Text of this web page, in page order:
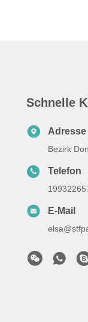
Schnelle
Adresse
Bezirk
Telefon
E-Mail